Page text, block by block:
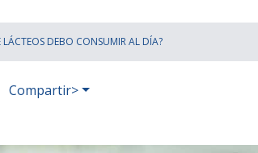
LÁCTEOS DEBO CONSUMIR AL DÍA?
Compartir>